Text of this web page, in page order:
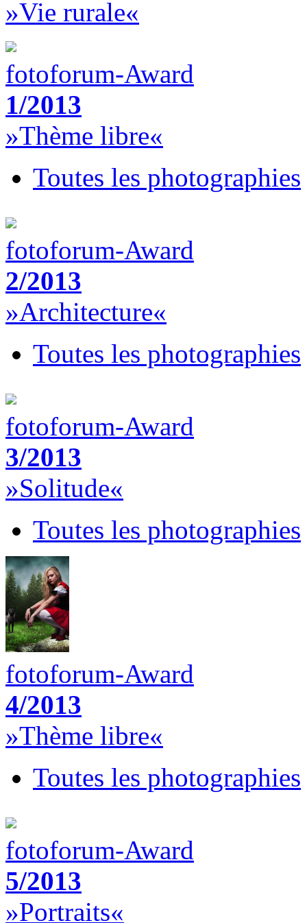
»Vie rurale«
fotoforum-Award
1/2013
»Thème libre«
Toutes les photographies
fotoforum-Award
2/2013
»Architecture«
Toutes les photographies
fotoforum-Award
3/2013
»Solitude«
Toutes les photographies
fotoforum-Award
4/2013
»Thème libre«
Toutes les photographies
fotoforum-Award
5/2013
»Portraits«